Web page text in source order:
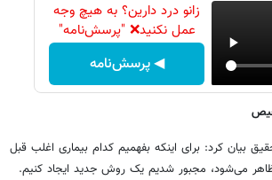
زانو درد دارین؟ به هیچ وجه
عمل نکنید❌ "پرسش‌نامه"
◀ پرسش‌نامه
بیان کرد: برای اینکه بفهمیم کدام بیماری اغلب قبل
می‌شود، مجبور شدیم یک روش جدید ایجاد کنیم.